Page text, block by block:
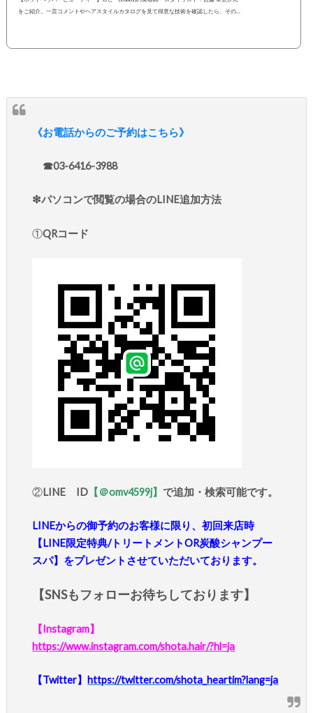
をご紹介。一言コメントやヘアスタイルカタログを見て得意な技術を確認したら、その
《お電話からのご予約はこちら》
☎︎03-6416-3988
❇︎パソコンで閲覧の場合のLINE追加方法
①QRコード
②LINE ID 【＠omv4599j】 で追加・検索可能です。
LINEからの御予約のお客様に限り、初回来店時
【LINE限定特典/トリートメントOR炭酸シャンプー
スパ】をプレゼントさせていただいております。
【SNSもフォローお待ちしております】
【Instagram】
https://www.instagram.com/shota.hair/?hl=ja
【Twitter】https://twitter.com/shota_heartim?lang=ja